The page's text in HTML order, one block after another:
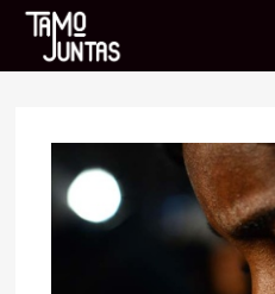
Skip
content